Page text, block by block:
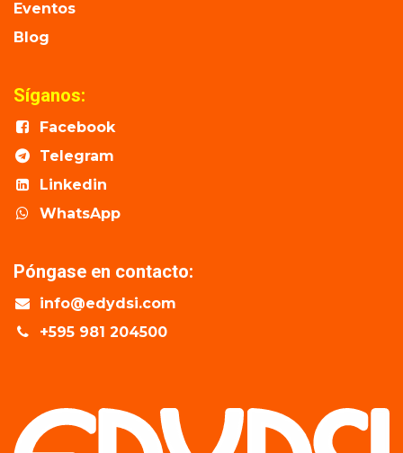
Eventos
Blog
Síganos:
Facebook
Telegram
Linkedin
WhatsApp
Póngase en contacto:
info@edydsi.com
+595 981 204500